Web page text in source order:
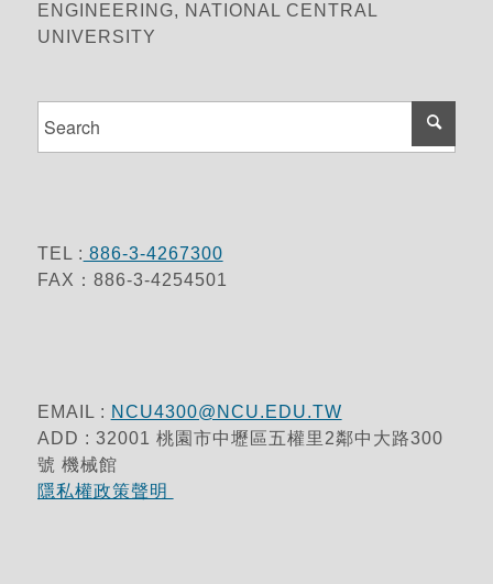
ENGINEERING, NATIONAL CENTRAL
UNIVERSITY
TEL : 886-3-4267300
FAX：886-3-4254501
EMAIL : NCU4300@NCU.EDU.TW
ADD : 32001 桃園市中壢區五權里2鄰中大路300
號 機械館
隱私權政策聲明